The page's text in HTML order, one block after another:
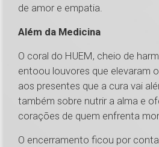
de amor e empatia.
Além da Medicina
O coral do HUEM, cheio de
entoou louvores que elevaram
aos presentes que a cura vai
também sobre nutrir a alma e
corações de quem enfrenta
O encerramento ficou por